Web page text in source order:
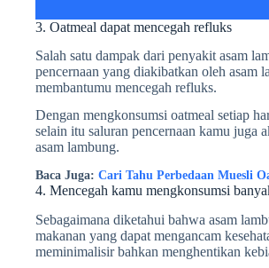
3. Oatmeal dapat mencegah refluks
Salah satu dampak dari penyakit asam
pencernaan yang diakibatkan oleh asam
membantumu mencegah refluks.
Dengan mengkonsumsi oatmeal setiap
selain itu saluran pencernaan kamu juga
asam lambung.
Baca Juga: Cari Tahu Perbedaan Muesli
4. Mencegah kamu mengkonsumsi
Sebagaimana diketahui bahwa asam
makanan yang dapat mengancam
meminimalisir bahkan menghentikan